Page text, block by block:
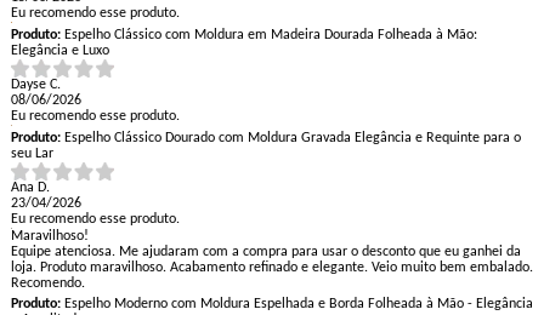
Eu recomendo esse produto.
Produto:Espelho Clássico com Moldura em Madeira Dourada Folheada à Mão:
Elegância e Luxo
Dayse C.
08/06/2026
Eu recomendo esse produto.
Produto:Espelho Clássico Dourado com Moldura Gravada Elegância e Requinte para o
seu Lar
Ana D.
23/04/2026
Eu recomendo esse produto.
Maravilhoso!
Equipe atenciosa. Me ajudaram com a compra para usar o desconto que eu ganhei da
loja. Produto maravilhoso. Acabamento refinado e elegante. Veio muito bem embalado.
Recomendo.
Produto:Espelho Moderno com Moldura Espelhada e Borda Folheada à Mão - Elegância